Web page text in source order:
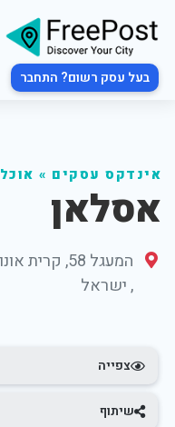
בעל עסק רשום? התחבר
אינדקס עסקים » אוכל
אסלאן
המעגל 58, קרית אונו (מרכז מסחרי רימון)
,ישראל
צפייה
שיתוף